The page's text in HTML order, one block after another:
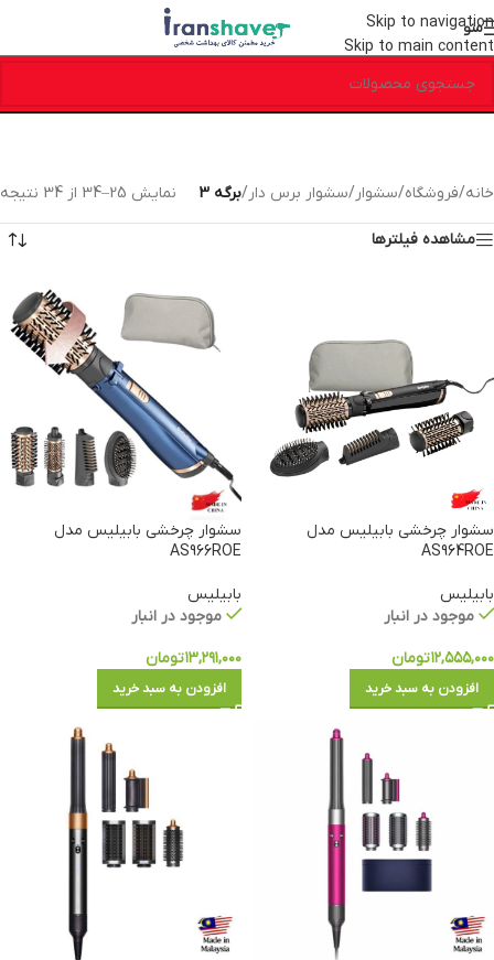
Skip to navigation
Skip to main content
منو
خانه/فروشگاه/سشوار/سشوار برس دار/برگه 3 نمایش 25–34 از 34 نتیجه
مشاهده فیلترها
سشوار چرخشی بابیلیس مدل
AS964ROE
بابیلیس
موجود در انبار
۱۲,۵۵۵,۰۰۰تومان
افزودن به سبد خرید
سشوار چرخشی بابیلیس مدل
AS966ROE
بابیلیس
موجود در انبار
۱۳,۲۹۱,۰۰۰تومان
افزودن به سبد خرید